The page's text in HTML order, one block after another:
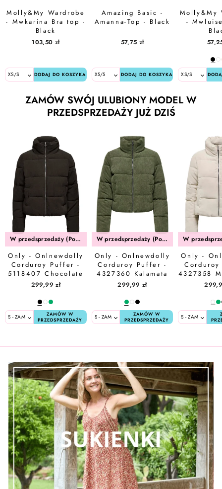
Molly&My Wardrobe
- Mwkarina Bra top -
Black
103,50 zł
DODAJ DO KOSZYKA
Amazing Basic -
Amanna-Top - Black
57,75 zł
DODAJ DO KOSZYKA
Molly&My
-
ZAMÓW SWÓJ ULUBIONY MODEL W
PRZEDSPRZEDAŻY JUŻ DZIŚ
W przedsprzedaży (Połowa Sierpień)
Only - Onlnewdolly
Corduroy Puffer -
5118407 Chocolate
Torte Big Corduroy
299,99 zł
ZAMÓW W
PRZEDSPRZEDAŻY
W przedsprzedaży (Połowa Sierpień)
Only - Onlnewdolly
Corduroy Puffer -
4327360 Kalamata
Big Corduroy
299,99 zł
ZAMÓW W
PRZEDSPRZEDAŻY
Only -
4327358
Big